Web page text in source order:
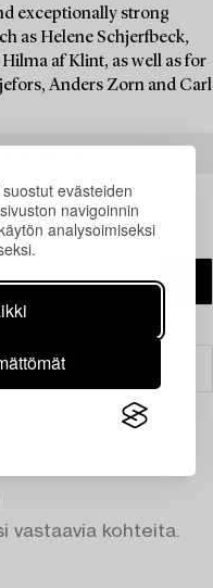
evästeiden
navigoinnin
analysoimiseksi
exceptionally strong
as Helene Schjerfbeck,
af Klint, as well as for
Anders Zorn and Carl
vastaavia kohteita.